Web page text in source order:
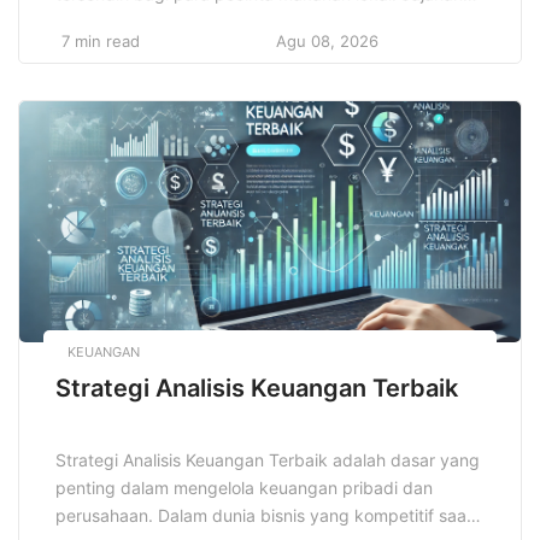
budaya dan cita rasa Indonesia yang sudah ada sejak
menawarkan rasa yang khas, tetapi juga pengalaman
unik bagi siapa saja yang mencicipinya. […]
7 min read Agu 08, 2026
KEUANGAN
Strategi Analisis Keuangan Terbaik
Strategi Analisis Keuangan Terbaik adalah dasar yang
penting dalam mengelola keuangan pribadi dan
perusahaan. Dalam dunia bisnis yang kompetitif saat